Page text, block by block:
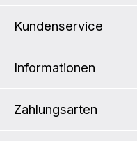
Kundenservice
Informationen
Zahlungsarten